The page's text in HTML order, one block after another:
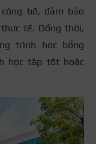
bố, đảm bảo
tế. Đồng thời,
trình học bổng
học tập tốt hoặc